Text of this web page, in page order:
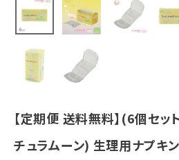
新商品
カテゴリーから探す
美容・コスメ・香水
衛生用品
日用品雑貨
【定期便 送料無料】(6個セ
チュラムーン) 生理用ナプキ